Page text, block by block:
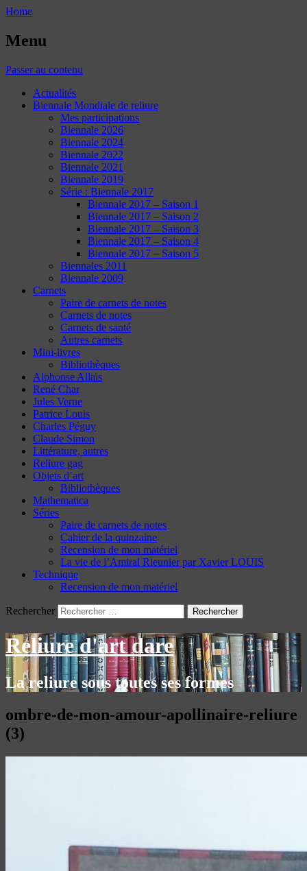
Home
Menu
Passer au contenu
Actualités
Biennale Mondiale de reliure
Mes participations
Biennale 2026
Biennale 2024
Biennale 2022
Biennale 2021
Biennale 2019
Série : Biennale 2017
Biennale 2017 – Saison 1
Biennale 2017 – Saison 2
Biennale 2017 – Saison 3
Biennale 2017 – Saison 4
Biennale 2017 – Saison 5
Biennales 2011
Biennale 2009
Carnets
Paire de carnets de notes
Carnets de notes
Carnets de santé
Autres carnets
Mini-livres
Bibliothèques
Alphonse Allais
René Char
Jules Verne
Patrice Louis
Charles Péguy
Claude Simon
Littérature, autres
Reliure gag
Objets d’art
Bibliothèques
Mathematica
Séries
Paire de carnets de notes
Cahier de la quinzaine
Recension de mon matériel
La vie de l’Amiral Rieunier par Xavier LOUIS
Technique
Recension de mon matériel
Rechercher
Reliure d'art dare
La reliure sous toutes ses formes
ombre-de-mon-amour-apollinaire-reliure
(3)